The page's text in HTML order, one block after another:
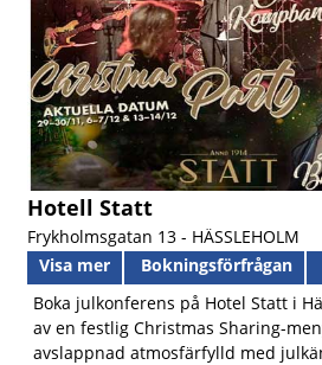
Hotell Statt
Frykholmsgatan 13 - HÄSSLEHOLM
Visa mer
Bokningsförfrågan
Boka julkonferens på Hotel Statt i
av en festlig Christmas Sharing-
avslappnad atmosfärfylld med